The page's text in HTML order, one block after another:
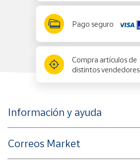
Pago seguro
Compra artículos de
distintos vendedores
Información y ayuda
Correos Market